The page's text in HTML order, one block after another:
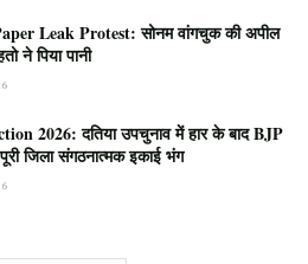
Leak Protest: सोनम वांगचुक की अपील
ने पिया पानी
2026: दतिया उपचुनाव में हार के बाद BJP
जिला संगठनात्मक इकाई भंग